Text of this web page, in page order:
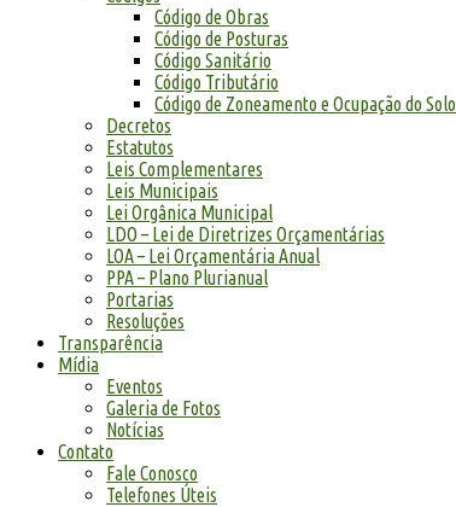
Código de Obras
Código de Posturas
Código Sanitário
Código Tributário
Código de Zoneamento e Ocupação do Solo
Decretos
Estatutos
Leis Complementares
Leis Municipais
Lei Orgânica Municipal
LDO – Lei de Diretrizes Orçamentárias
LOA – Lei Orçamentária Anual
PPA – Plano Plurianual
Portarias
Resoluções
Transparência
Mídia
Eventos
Galeria de Fotos
Notícias
Contato
Fale Conosco
Telefones Úteis